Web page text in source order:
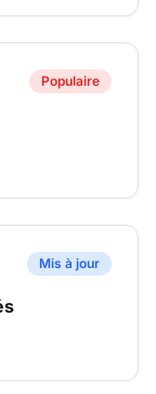
Populaire
Mis à jour